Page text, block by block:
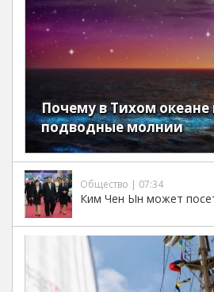
Почему в Тихом
подводные молнии
Общество | 07:34
Ким Чен Ын может